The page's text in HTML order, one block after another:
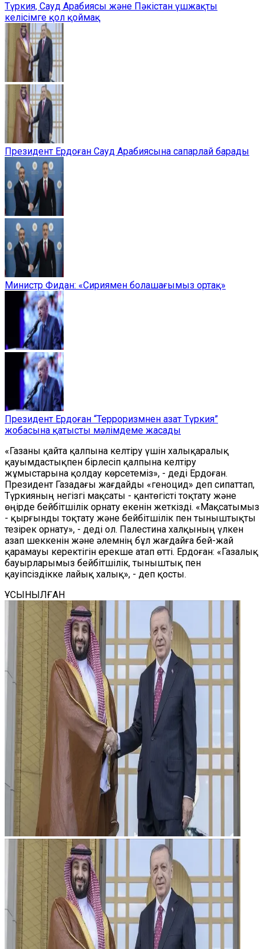
Түркия, Сауд Арабиясы және Пәкістан үшжақты
келісімге қол қоймақ
Президент Ердоған Сауд Арабиясына сапарлай барады
Министр Фидан: «Сириямен болашағымыз ортақ»
Президент Ердоған “Терроризмнен азат Түркия”
жобасына қатысты мәлімдеме жасады
«Газаны қайта қалпына келтіру үшін халықаралық
қауымдастықпен бірлесіп қалпына келтіру
жұмыстарына қолдау көрсетеміз», - деді Ердоған.
Президент Газадағы жағдайды «геноцид» деп сипаттап,
Түркияның негізгі мақсаты - қантөгісті тоқтату және
өңірде бейбітшілік орнату екенін жеткізді. «Мақсатымыз
- қырғынды тоқтату және бейбітшілік пен тыныштықты
тезірек орнату», - деді ол. Палестина халқының үлкен
азап шеккенін және әлемнің бұл жағдайға бей-жай
қарамауы керектігін ерекше атап өтті. Ердоған: «Газалық
бауырларымыз бейбітшілік, тыныштық пен
қауіпсіздікке лайық халық», - деп қосты.
ҰСЫНЫЛҒАН